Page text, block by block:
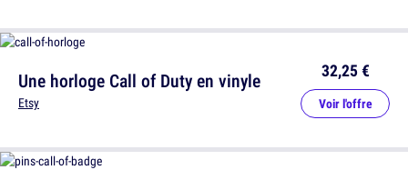
Une horloge Call of Duty en vinyle
Etsy
32,25 €
Voir l'offre